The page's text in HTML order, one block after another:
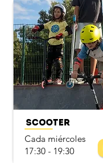
​
Scooter
Cada miércoles
17:30 - 19:30